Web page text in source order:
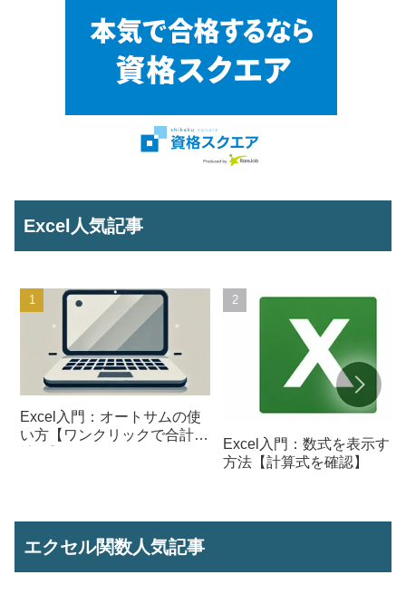
Excel人気記事
Excel入門：オートサムの使
い方【ワンクリックで合計を
Excel入門：数式を表示する
方法【計算式を確認】
エクセル関数人気記事